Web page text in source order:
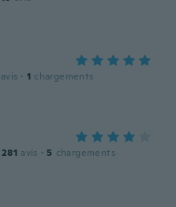
avis · 1 chargements
281 avis · 5 chargements